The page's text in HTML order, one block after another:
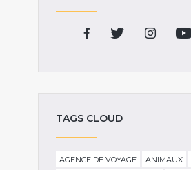
TAGS CLOUD
AGENCE DE VOYAGE ANIMAUX